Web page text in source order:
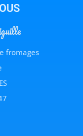
fromages